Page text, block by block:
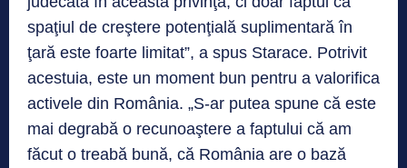
spaţiul de creştere potenţială suplimentară în
ţară este foarte limitat”, a spus Starace. Potrivit
acestuia, este un moment bun pentru a valorifica
activele din România. „S-ar putea spune că este
mai degrabă o recunoaştere a faptului că am
făcut o treabă bună, că România are o bază